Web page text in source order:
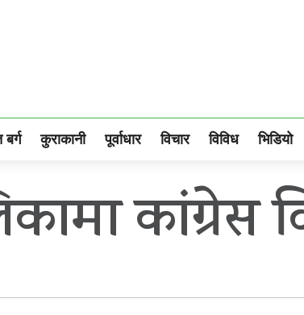
बर्ग कुराकानी पूर्वाधार विचार विविध भिडियो
कांग्रेस